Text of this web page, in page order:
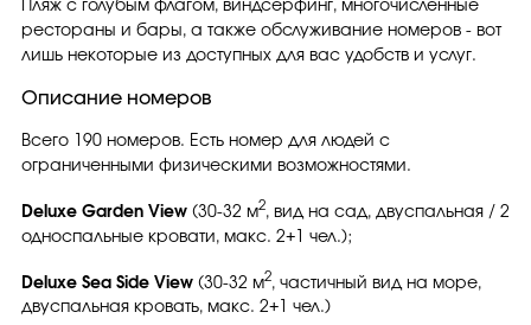
Пляж с голубым флагом, виндсерфинг, многочисленные
рестораны и бары, а также обслуживание номеров - вот
лишь некоторые из доступных для вас удобств и услуг.
Описание номеров
Всего 190 номеров. Есть номер для людей с
ограниченными физическими возможностями.
Deluxe Garden View (30-32 м2, вид на сад, двуспальная / 2
односпальные кровати, макс. 2+1 чел.);
Deluxe Sea Side View (30-32 м2, частичный вид на море,
двуспальная кровать, макс. 2+1 чел.)